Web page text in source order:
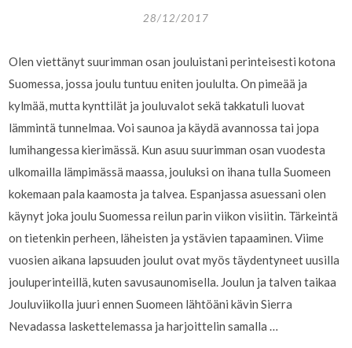
28/12/2017
Olen viettänyt suurimman osan jouluistani perinteisesti kotona
Suomessa, jossa joulu tuntuu eniten joululta. On pimeää ja
kylmää, mutta kynttilät ja jouluvalot sekä takkatuli luovat
lämmintä tunnelmaa. Voi saunoa ja käydä avannossa tai jopa
lumihangessa kierimässä. Kun asuu suurimman osan vuodesta
ulkomailla lämpimässä maassa, jouluksi on ihana tulla Suomeen
kokemaan pala kaamosta ja talvea. Espanjassa asuessani olen
käynyt joka joulu Suomessa reilun parin viikon visiitin. Tärkeintä
on tietenkin perheen, läheisten ja ystävien tapaaminen. Viime
vuosien aikana lapsuuden joulut ovat myös täydentyneet uusilla
jouluperinteillä, kuten savusaunomisella. Joulun ja talven taikaa
Jouluviikolla juuri ennen Suomeen lähtöäni kävin Sierra
Nevadassa laskettelemassa ja harjoittelin samalla …